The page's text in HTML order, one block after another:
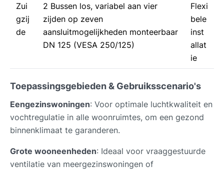
Zui
gzij
de
2 Bussen los, variabel aan vier
zijden op zeven
aansluitmogelijkheden monteerbaar
DN 125 (VESA 250/125)
Flexi
bele
inst
allat
ie
Toepassingsgebieden & Gebruiksscenario's
Eengezinswoningen: Voor optimale luchtkwaliteit en
vochtregulatie in alle woonruimtes, om een gezond
binnenklimaat te garanderen.
Grote wooneenheden: Ideaal voor vraaggestuurde
ventilatie van meergezinswoningen of